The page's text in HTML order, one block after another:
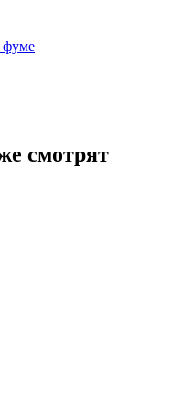
смотрят